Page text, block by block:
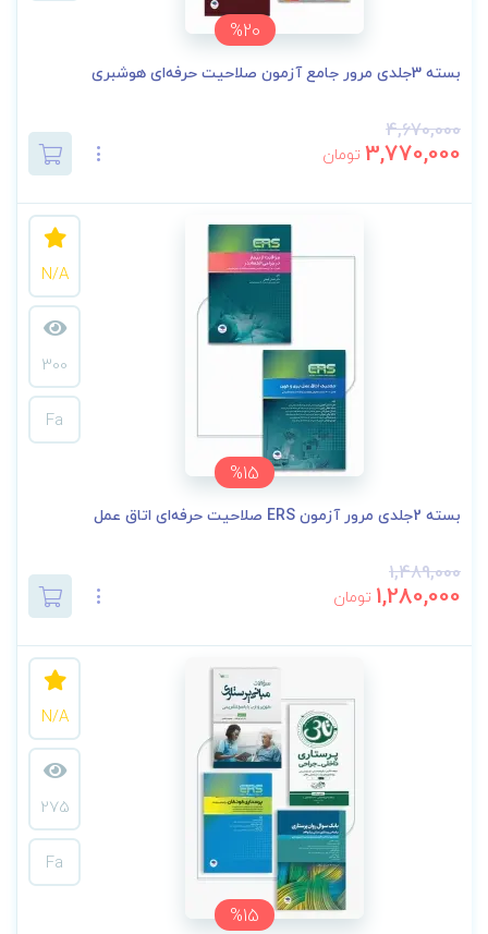
%20
بسته 3جلدی مرور جامع آزمون صلاحیت حرفه‌ای هوشبری
4,670,000
3,770,000 تومان
%15
N/A
300
Fa
بسته 2جلدی مرور آزمون ERS صلاحیت حرفه‌ای اتاق عمل
1,489,000
1,280,000 تومان
%15
N/A
275
Fa